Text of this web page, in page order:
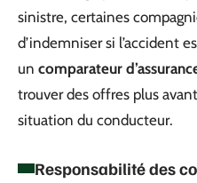
sinistre, certaines
d’indemniser si l’accident
un comparateur
trouver des offres plus
situation du conducteur.
Responsabilité des